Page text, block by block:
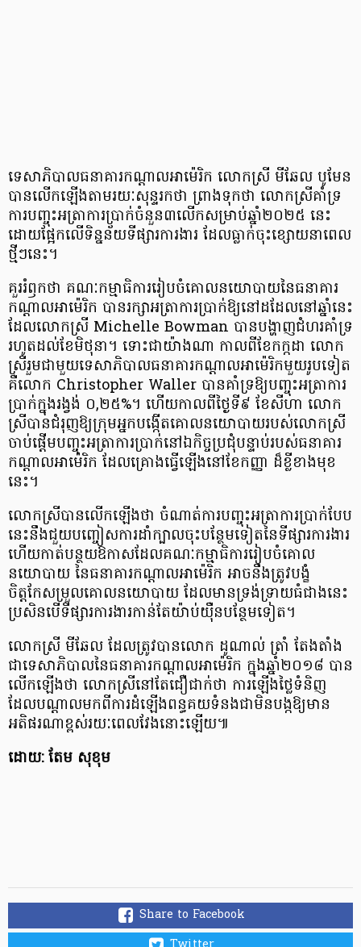
ទេសាភិបាលធនាគារកណ្តាលអាម៉េរិក លោកស្រី មីឆែល បូមែន
បានលើកឡើងតាមរយៈសុន្ទរកថា ព្រាងទុកថា លោកស្រីគាំទ្រ
ការបញ្ចុះអត្រាការប្រាក់ចំនួន៣លើកសម្រាប់ឆ្នាំ២០២៥ នេះ
ដោយផ្អែកលើទិន្នន័យទីផ្សារការងារ ដែលធ្លាក់ចុះខ្សោយនាពេល
ថ្មីៗនេះ។
គួររំឭកថា គណៈកម្មាធិការរៀបចំគោលនយោបាយនៃធនាគារ
កណ្ដាលអាម៉េរិក បានរក្សាអត្រាការប្រាក់ឱ្យនៅដដែលនៅឆ្នាំនេះ
ដែលលោកស្រី Michelle Bowman បានបង្ហាញជំហរគាំទ្រ
រហូតដល់ខែមិថុនា។ ទោះជាយ៉ាងណា កាលពីខែកក្កដា លោក
ស្រីរួមជាមួយទេសាភិបាលធនាគារកណ្ដាលអាម៉េរិកមួយរូបទៀត
គឺលោក Christopher Waller បានគាំទ្រឱ្យបញ្ចុះអត្រាការ
ប្រាក់ក្នុងរង្វង់ ០,២៥%។ ហើយកាលពីថ្ងៃទី៩ ខែសីហា លោក
ស្រីបានជំរុញឱ្យក្រុមអ្នកបង្កើតគោលនយោបាយរបស់លោកស្រី
ចាប់ផ្តើមបញ្ចុះអត្រាការប្រាក់នៅឯកិច្ចប្រជុំបន្ទាប់របស់ធនាគារ
កណ្ដាលអាម៉េរិក ដែលគ្រោងធ្វើឡើងនៅខែកញ្ញា ដ៏ខ្លីខាងមុខ
នេះ។
លោកស្រីបានលើកឡើងថា ចំណាត់ការបញ្ចុះអត្រាការប្រាក់បែប
នេះនឹងជួយបញ្ចៀសការដាំក្បាលចុះបន្ថែមទៀតនៃទីផ្សារការងារ
ហើយកាត់បន្ថយឱកាសដែលគណៈកម្មាធិការរៀបចំគោល
នយោបាយ នៃធនាគារកណ្ដាលអាម៉េរិក អាចនឹងត្រូវបង្ខំ
ចិត្តកែសម្រួលគោលនយោបាយ ដែលមានទ្រង់ទ្រាយធំជាងនេះ
ប្រសិនបើទីផ្សារការងារកាន់តែយ៉ាប់យ៉ឺនបន្ថែមទៀត។
លោកស្រី មីឆែល ដែលត្រូវបានលោក ដូណាល់ ត្រាំ តែងតាំង
ជាទេសាភិបាលនៃធនាគារកណ្ដាលអាម៉េរិក ក្នុងឆ្នាំ២០១៨ បាន
លើកឡើងថា លោកស្រីនៅតែជឿជាក់ថា ការឡើងថ្លៃទំនិញ
ដែលបណ្ដាលមកពីការដំឡើងពន្ធគយទំនងជាមិនបង្កឱ្យមាន
អតិផរណាខ្ពស់រយៈពេលវែងនោះឡើយ៕
ដោយ: តែម សុខុម
Share to Facebook